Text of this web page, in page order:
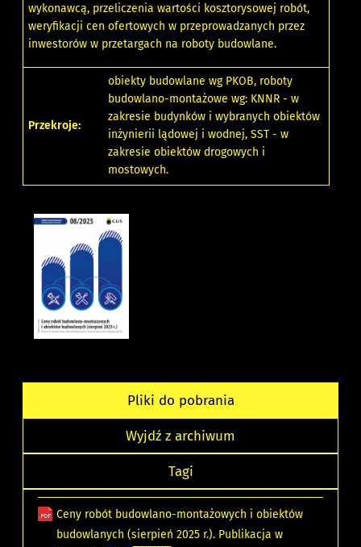
wykonawcą, przeliczenia wartości kosztorysowej robót,
weryfikacji cen ofertowych w przeprowadzanych przez
inwestorów w przetargach na roboty budowlane.
Przekroje:
obiekty budowlane wg PKOB, roboty
budowlano-montażowe wg: KNNR - w
zakresie budynków i wybranych obiektów
inżynierii lądowej i wodnej, SST - w
zakresie obiektów drogowych i
mostowych.
Pliki do pobrania
Wyjdź z archiwum
Tagi
Ceny robót budowlano-montażowych i obiektów
budowlanych (sierpień 2025 r.). Publikacja w